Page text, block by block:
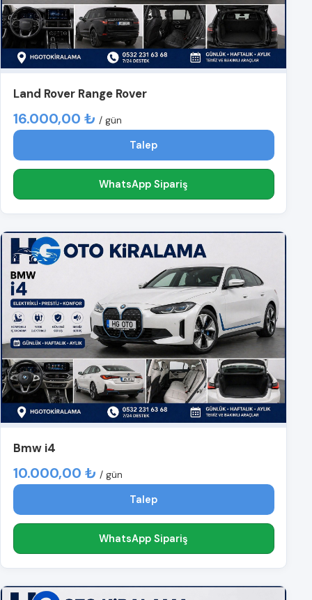
Land Rover Range Rover
16.000,00 ₺ / gün
Talep
WhatsApp Sipariş
Bmw i4
10.000,00 ₺ / gün
Talep
WhatsApp Sipariş